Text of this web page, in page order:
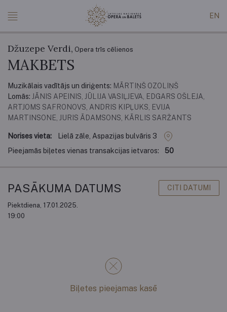
EN
Džuzepe Verdi, Opera trīs cēlienos
MAKBETS
Muzikālais vadītājs un diriģents: MĀRTIŅŠ OZOLIŅŠ
Lomās: JĀNIS APEINIS, JŪLIJA VASIĻJEVA, EDGARS OŠLEJA,
ARTJOMS SAFRONOVS, ANDRIS KIPĻUKS, EVIJA
MARTINSONE, JURIS ĀDAMSONS, KĀRLIS SARŽANTS
Norises vieta:
Lielā zāle, Aspazijas bulvāris 3
Pieejamās biļetes vienas transakcijas ietvaros:
50
PASĀKUMA DATUMS CITI DATUMI
Piektdiena, 17.01.2025.
19:00
Biļetes pieejamas kasē